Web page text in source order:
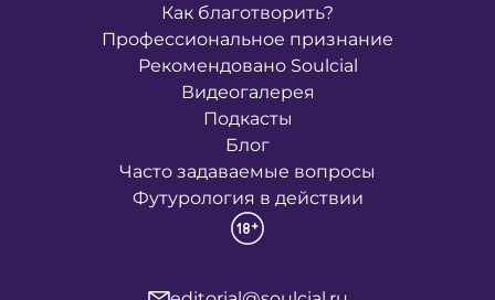
Как благотворить?
Профессиональное признание
Рекомендовано Soulcial
Видеогалерея
Подкасты
Блог
Часто задаваемые вопросы
Футурология в действии